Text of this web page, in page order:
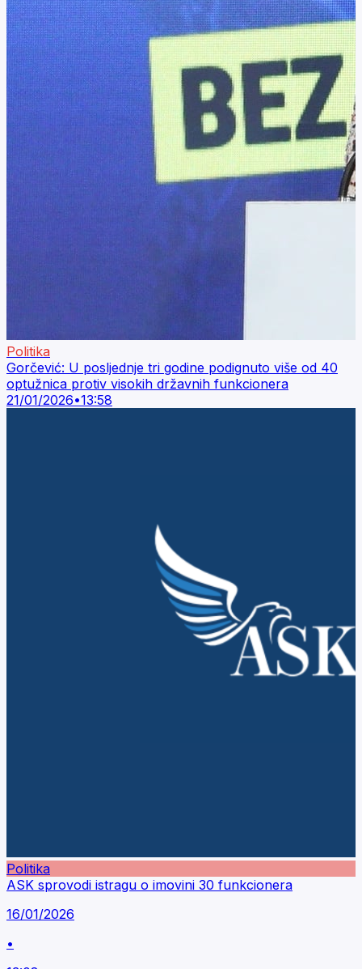
Politika
Gorčević: U posljednje tri godine podignuto više od 40
optužnica protiv visokih državnih funkcionera
21/01/2026•13:58
Politika
ASK sprovodi istragu o imovini 30 funkcionera
16/01/2026
•